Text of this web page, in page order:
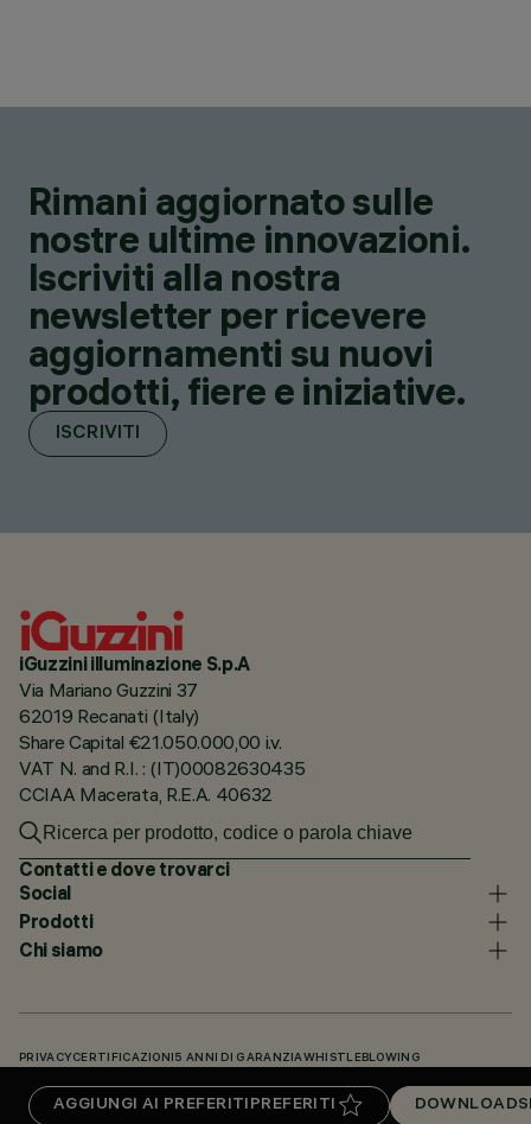
AGGIUNGI AI PREFERITI PREFERITI DOWNLOADS
Rimani aggiornato sulle
nostre ultime innovazioni.
Iscriviti alla nostra
newsletter per ricevere
aggiornamenti su nuovi
prodotti, fiere e iniziative.
ISCRIVITI
iGuzzini illuminazione S.p.A
Via Mariano Guzzini 37
62019 Recanati (Italy)
Share Capital €21.050.000,00 i.v.
VAT N. and R.I. : (IT)00082630435
CCIAA Macerata, R.E.A. 40632
Contatti e dove trovarci
Social
Prodotti
Chi siamo
PRIVACY CERTIFICAZIONI 5 ANNI DI GARANZIAWHISTLEBLOWING
KNOWLEDGE BASE (LOGIN NECESSARIO)DOWNLOADS